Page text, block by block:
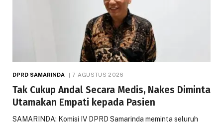
DPRD SAMARINDA 7 AGUSTUS 2026
Tak Cukup Andal Secara Medis, Nakes Diminta
Utamakan Empati kepada Pasien
SAMARINDA: Komisi IV DPRD Samarinda meminta seluruh